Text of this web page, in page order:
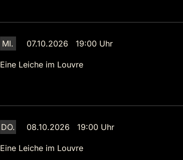
MI. 07.10.2026 19:00 Uhr
Eine Leiche im Louvre
DO. 08.10.2026 19:00 Uhr
Eine Leiche im Louvre